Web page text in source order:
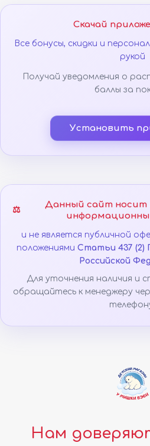
Скачай
Все бонусы, скидки и
рукой
Получай уведомления о
баллы за
Установить
⚖️
Данный сайт носит
и не является публичной
положениями Статьи 437 (2)
Российской
Для уточнения наличия и
обращайтесь к менеджеру
Нам